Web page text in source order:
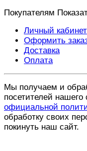
Покупателям
Личный кабинет
Оформить
Доставка
Оплата
Мы получаем и
посетителей нашего
официальной
обработку своих
покинуть наш сайт.